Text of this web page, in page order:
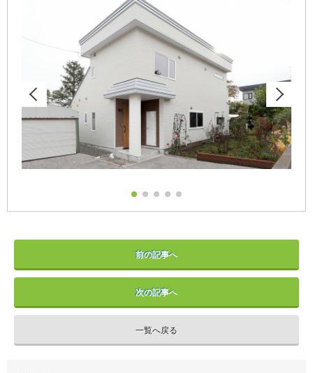
前の記事へ
次の記事へ
一覧へ戻る